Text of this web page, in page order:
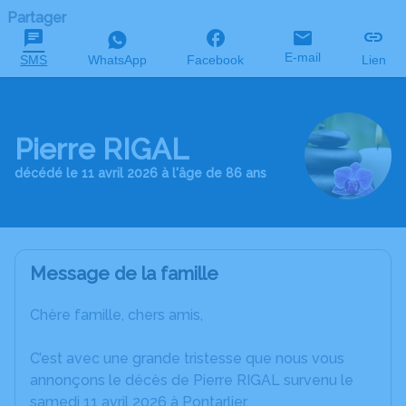
Partager
SMS WhatsApp Facebook E-mail Lien
Pierre RIGAL
décédé le 11 avril 2026 à l'âge de 86 ans
Message de la famille
Chère famille, chers amis,
C’est avec une grande tristesse que nous vous
annonçons le décès de Pierre RIGAL survenu le
samedi 11 avril 2026 à Pontarlier.